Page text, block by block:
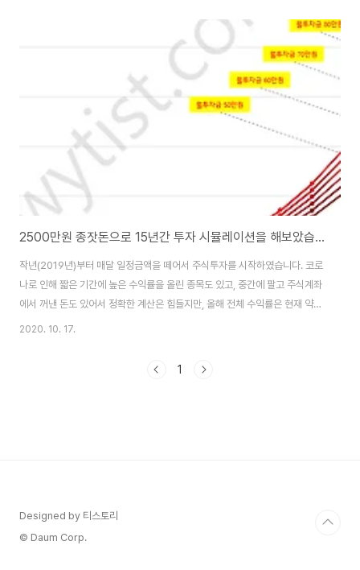
2500만원 종잣돈으로 15년간 투자 시뮬레이션을 해보았습니다.(장기투자를 해야하는 이유)
작년(2019년)부터 매달 일정금액을 떼어서 주식투자를 시작하였습니다. 코로
나로 인해 짧은 기간에 높은 수익률을 올린 종목도 있고, 중간에 팔고 주식계좌
에서 꺼낸 돈도 있어서 정확한 계산은 힘들지만, 올해 전체 수익률은 현재 약
30% 언저리 정도, 현재 보유한 주식가치는 약 2,500만원 정도됩니다. 중간
2020. 10. 17.
1
Designed by 티스토리
© Daum Corp.